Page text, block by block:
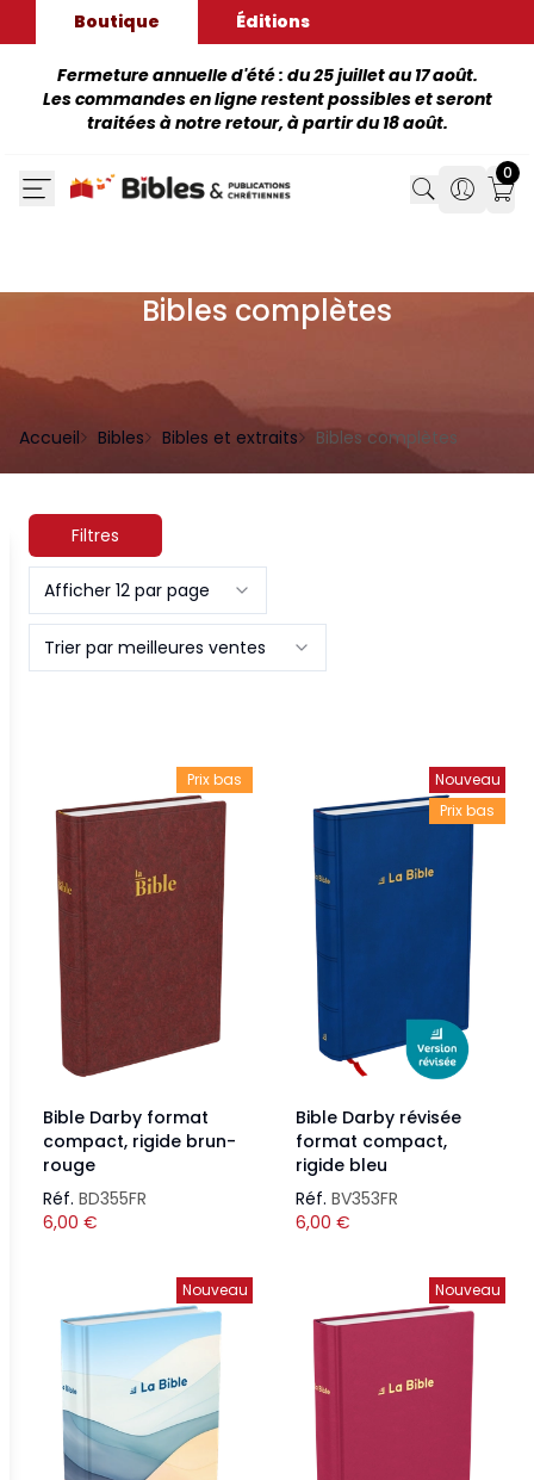
Boutique Éditions
Fermeture annuelle d'été : du 25 juillet au 17 août.
Les commandes en ligne restent possibles et seront
traitées à notre retour, à partir du 18 août.
Search
Search
0
Bibles complètes
Accueil Bibles Bibles et extraits Bibles complètes
Filtres
Afficher 12 par page
Trier par meilleures ventes
Prix bas
Bible Darby format
compact, rigide brun-
rouge
Réf. BD355FR
6,00 €
Nouveau
Prix bas
Bible Darby révisée
format compact,
rigide bleu
Réf. BV353FR
6,00 €
Nouveau Nouveau